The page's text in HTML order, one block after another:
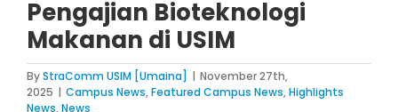
Pengajian Bioteknologi
Makanan di USIM
ByStraComm USIM [Umaina] | November 27th,
2025 | Campus News,Featured Campus News,Highlights
News,News